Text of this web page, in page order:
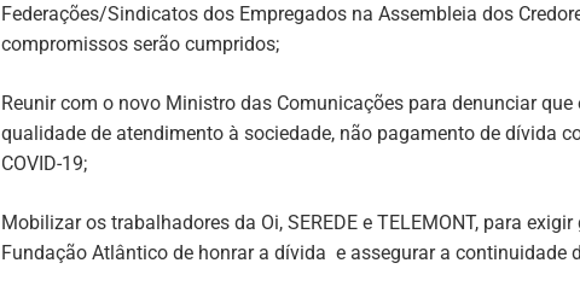
Federações/Sindicatos dos Empregados na Assembleia dos
compromissos serão cumpridos;
Reunir com o novo Ministro das Comunicações para denunciar
qualidade de atendimento à sociedade, não pagamento de dívida
COVID-19;
Mobilizar os trabalhadores da Oi, SEREDE e TELEMONT, para
Fundação Atlântico de honrar a dívida e assegurar a continuidade